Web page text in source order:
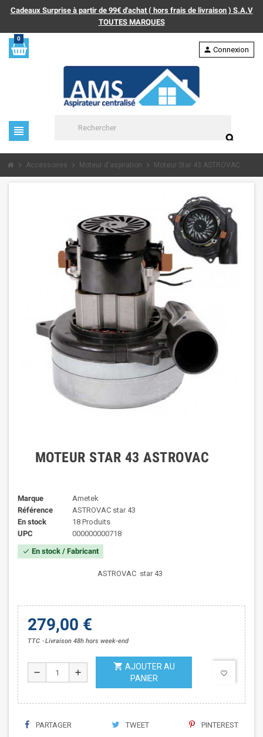
Cadeaux Surprise à partir de 99€ d'achat ( hors frais de livraison ) S.A.V
TOUTES MARQUES
0
view_headline
search
person Connexion
chevron_right Accessoires chevron_right Moteur d'aspiration chevron_right Moteur Star 43 ASTROVAC
MOTEUR STAR 43 ASTROVAC
Marque
Ametek
Référence
ASTROVAC star 43
En stock
18 Produits
UPC
000000000718
check En stock / Fabricant
ASTROVAC star 43
279,00 €
TTC Livraison 48h hors week-end
remove add
shopping_cart AJOUTER AU
PANIER
favorite_border
PARTAGER TWEET PINTEREST